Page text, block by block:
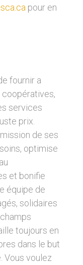
pour en
fournir a
coopératives,
services
prix.
de ses
optimise
et bonifie
équipe de
solidaires
toujours en
dans le but
Vous voulez